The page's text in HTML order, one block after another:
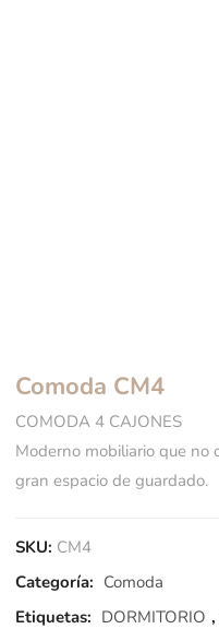
Comoda CM4
COMODA 4 CAJONES
Moderno mobiliario que no
gran espacio de guardado.
SKU: CM4
Categoría: Comoda
Etiquetas: DORMITORIO